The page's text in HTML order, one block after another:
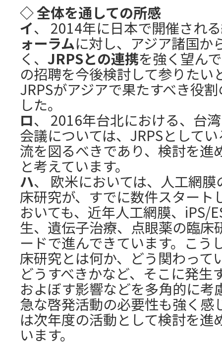
◇ 全体を通しての所感
イ、 2014年に日本で開催される
ォーラムに対し、アジア諸国か
く、 JRPSとの連携を強く望ん
の招聘を今後検討して参りたい
JRPSがアジアで果たすべき役
した。
ロ、 2016年台北における、台
会議については、JRPSとして
流を図るべきであり、検討を進
と考えています。
ハ、 欧米においては、人工網
床研究が、すでに数件スタート
おいても、近年人工網膜、iPS/
生、遺伝子治療、点眼薬の臨床
ードで進んできています。こう
床研究とは何か、どう関わって
どうすべきかなど、そこに発生
およぼす影響などを多角的に考
急な啓発活動の必要性も強く感
は次年度の活動として検討を進
います。